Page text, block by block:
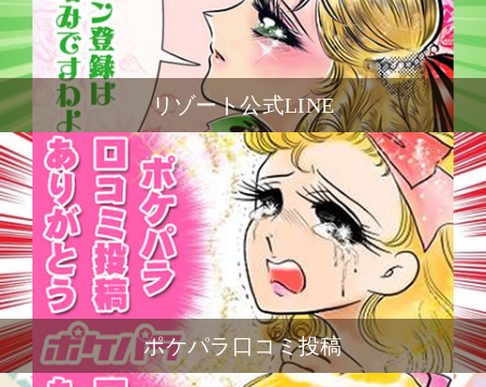
リゾート公式LINE
ポケパラ口コミ投稿